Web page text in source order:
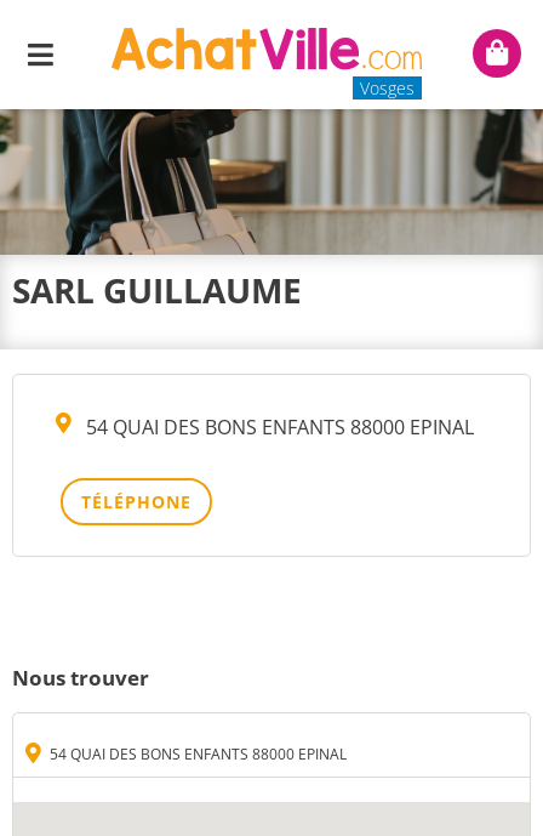
Menu
Vosges
Mon
SARL GUILLAUME
54 QUAI DES BONS ENFANTS 88000 EPINAL
TÉLÉPHONE
Nous trouver
54 QUAI DES BONS ENFANTS 88000 EPINAL